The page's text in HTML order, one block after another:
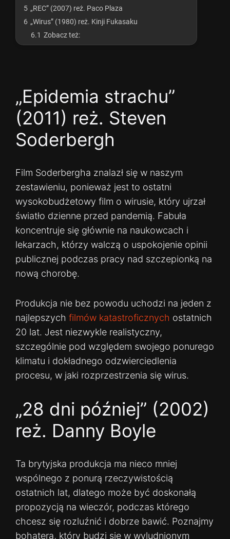
5 „REC” (2007) reż. Paco Plaza
6 „Wirus” (1980) reż. Kinji Fukasaku
6.1 Zobacz też:
„Epidemia strachu”
(2011) reż. Steven
Soderbergh
Film Soderbergha znalazł się w naszym
zestawieniu, ponieważ jest to ostatni
wysokobudżetowy film o wirusie, który ujrzał
światło dzienne przed pandemią. Fabuła
koncentruje się głównie na naukowcach i
lekarzach, którzy walczą o uspokojenie opinii
publicznej podczas pracy nad szczepionką na
nową chorobę.
Produkcja nie bez powodu uchodzi na jeden z
najlepszych filmów katastroficznych ostatnich
20 lat. Jest niezwykle realistyczny,
szczególnie pod względem swojego ponurego
klimatu i dokładnego odzwierciedlenia
procesu, w jaki rozprzestrzenia się wirus.
„28 dni później” (2002)
reż. Danny Boyle
Ta brytyjska produkcja ma nieco mniej
wspólnego z ponurą rzeczywistością
ostatnich lat, dlatego może być doskonałą
propozycją na wieczór, podczas którego
chcesz się rozluźnić i dobrze bawić. Poznajmy
bohatera, który budzi się w wyludnionym